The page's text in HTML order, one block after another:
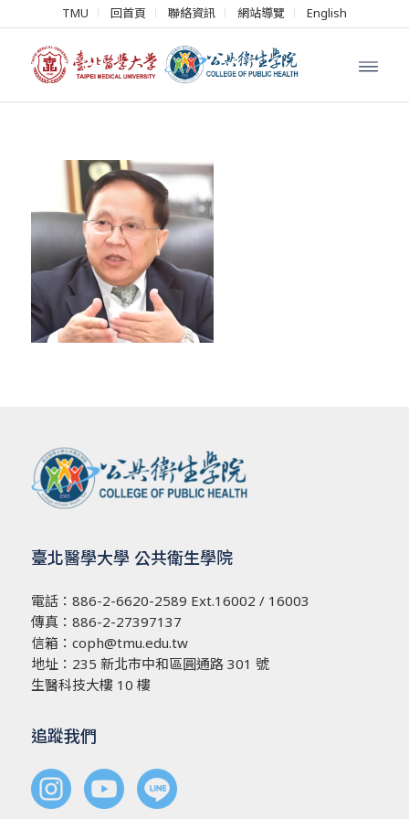
TMU 回首頁 聯絡資訊 網站導覽 English
臺北醫學大學 公共衛生學院
電話： 886-2-6620-2589 Ext.16002 / 16003
傳真：886-2-27397137
信箱： coph@tmu.edu.tw
地址： 235 新北市中和區圓通路 301 號
生醫科技大樓 10 樓
追蹤我們